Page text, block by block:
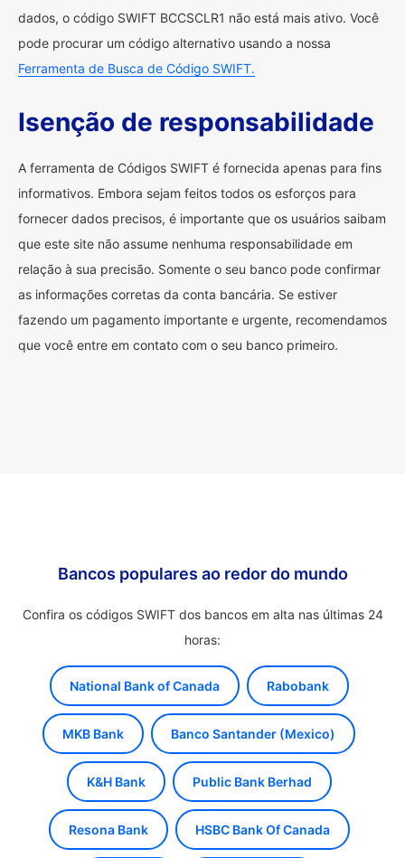
dados, o código SWIFT BCCSCLR1 não está mais ativo. Você
pode procurar um código alternativo usando a nossa
Ferramenta de Busca de Código SWIFT.
Isenção de responsabilidade
A ferramenta de Códigos SWIFT é fornecida apenas para fins
informativos. Embora sejam feitos todos os esforços para
fornecer dados precisos, é importante que os usuários saibam
que este site não assume nenhuma responsabilidade em
relação à sua precisão. Somente o seu banco pode confirmar
as informações corretas da conta bancária. Se estiver
fazendo um pagamento importante e urgente, recomendamos
que você entre em contato com o seu banco primeiro.
Bancos populares ao redor do mundo
Confira os códigos SWIFT dos bancos em alta nas últimas 24
horas:
National Bank of Canada Rabobank
MKB Bank Banco Santander (Mexico)
K&H Bank Public Bank Berhad
Resona Bank HSBC Bank Of Canada